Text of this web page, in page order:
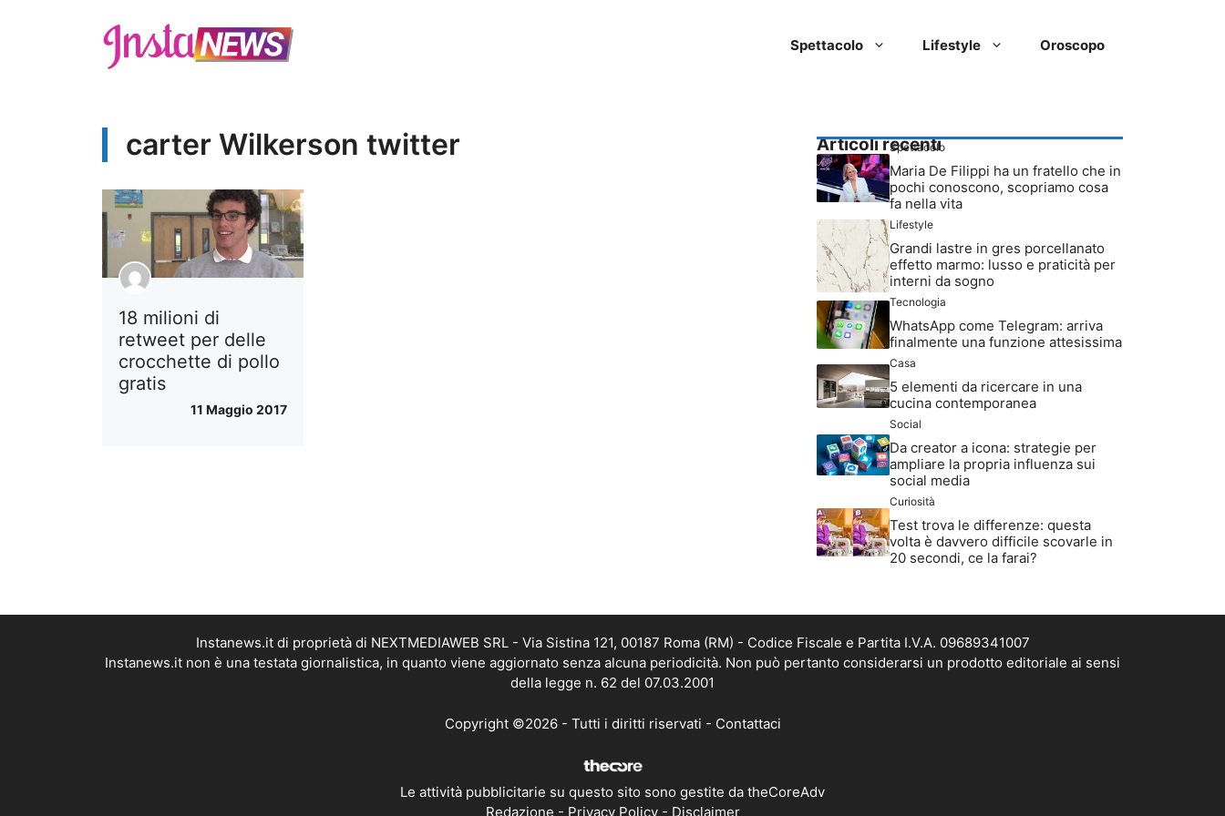
Spettacolo Lifestyle Oroscopo
carter Wilkerson twitter
18 milioni di
retweet per delle
crocchette di pollo
gratis
11 Maggio 2017
Articoli recenti
Spettacolo
Maria De Filippi ha un fratello che in
pochi conoscono, scopriamo cosa
fa nella vita
Lifestyle
Grandi lastre in gres porcellanato
effetto marmo: lusso e praticità per
interni da sogno
Tecnologia
WhatsApp come Telegram: arriva
finalmente una funzione attesissima
Casa
5 elementi da ricercare in una
cucina contemporanea
Social
Da creator a icona: strategie per
ampliare la propria influenza sui
social media
Curiosità
Test trova le differenze: questa
volta è davvero difficile scovarle in
20 secondi, ce la farai?
Instanews.it di proprietà di NEXTMEDIAWEB SRL - Via Sistina 121, 00187 Roma (RM) - Codice Fiscale e Partita I.V.A. 09689341007
Instanews.it non è una testata giornalistica, in quanto viene aggiornato senza alcuna periodicità. Non può pertanto considerarsi un prodotto editoriale ai sensi
della legge n. 62 del 07.03.2001
Copyright ©2026 - Tutti i diritti riservati - Contattaci
Le attività pubblicitarie su questo sito sono gestite da theCoreAdv
Redazione - Privacy Policy- Disclaimer